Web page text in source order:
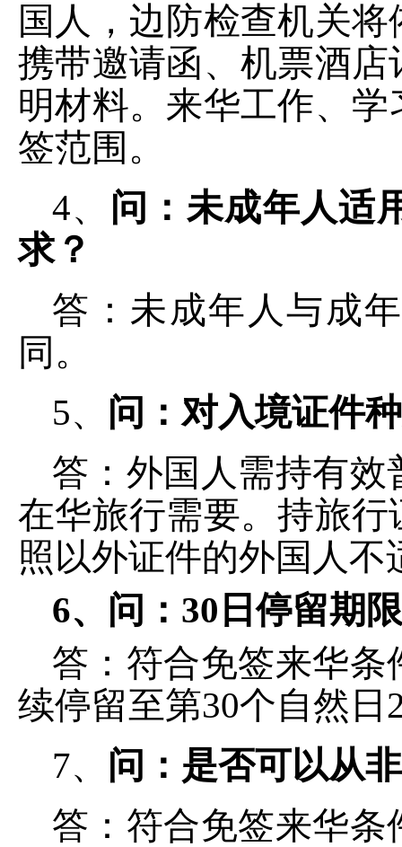
国人，边防检查机关
携带邀请函、机票酒
明材料。来华工作、
签范围。
4、 问： 未成年人适
求？
答：未成年人与成
同。
5、 问：对入境证件
答：外国人需持有
在华旅行需要。持旅
照以外证件的外国人
6、问： 30日停留期
答：符合免签来华
续停留至第30个自然日
7、 问： 是否可以从
答：符合免签来华